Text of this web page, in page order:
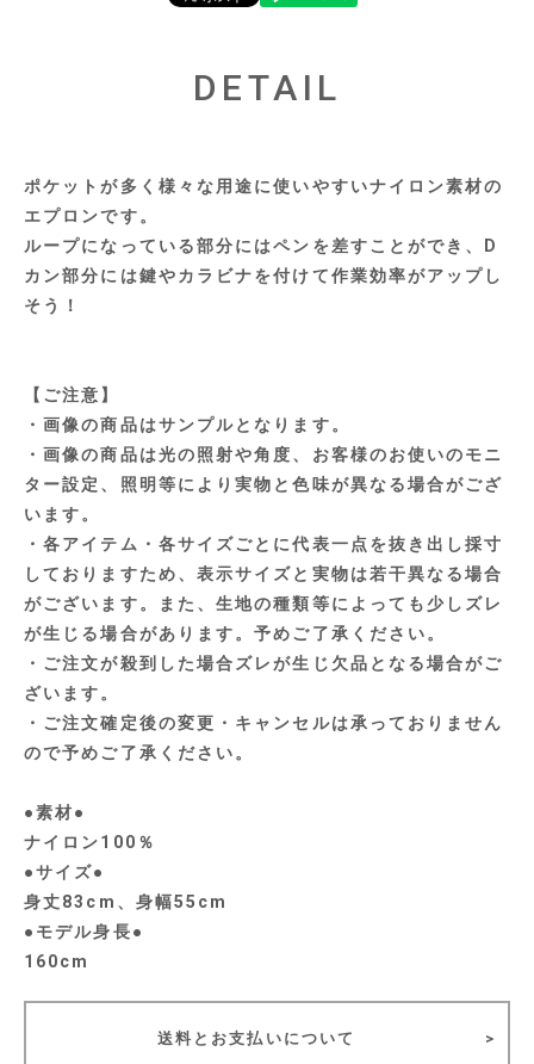
DETAIL
ポケットが多く様々な用途に使いやすいナイロン素材の
エプロンです。
ループになっている部分にはペンを差すことができ、D
カン部分には鍵やカラビナを付けて作業効率がアップし
そう！
【ご注意】
・画像の商品はサンプルとなります。
・画像の商品は光の照射や角度、お客様のお使いのモニ
ター設定、照明等により実物と色味が異なる場合がござ
います。
・各アイテム・各サイズごとに代表一点を抜き出し採寸
しておりますため、表示サイズと実物は若干異なる場合
がございます。また、生地の種類等によっても少しズレ
が生じる場合があります。予めご了承ください。
・ご注文が殺到した場合ズレが生じ欠品となる場合がご
ざいます。
・ご注文確定後の変更・キャンセルは承っておりません
ので予めご了承ください。
●素材●
ナイロン100％
●サイズ●
身丈83cm、身幅55cm
●モデル身長●
160cm
送料とお支払いについて